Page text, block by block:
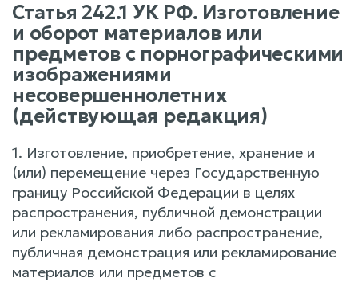
Статья 242.1 УК РФ. Изготовление
и оборот материалов или
предметов с порнографическими
изображениями
несовершеннолетних
(действующая редакция)
1. Изготовление, приобретение, хранение и
(или) перемещение через Государственную
границу Российской Федерации в целях
распространения, публичной демонстрации
или рекламирования либо распространение,
публичная демонстрация или рекламирование
материалов или предметов с